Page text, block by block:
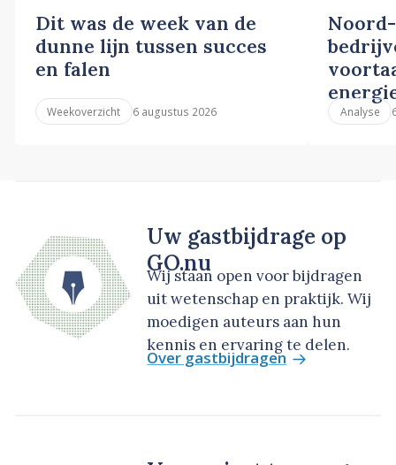
Dit was de week van de
dunne lijn tussen succes
en falen
Weekoverzicht 6 augustus 2026 Analyse
Uw gastbijdrage op
GO.nu
Wij staan open voor bijdragen
uit wetenschap en praktijk. Wij
moedigen auteurs aan hun
kennis en ervaring te delen.
Over gastbijdragen